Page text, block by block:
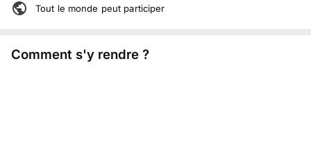
Tout le monde peut participer
Comment s'y rendre ?